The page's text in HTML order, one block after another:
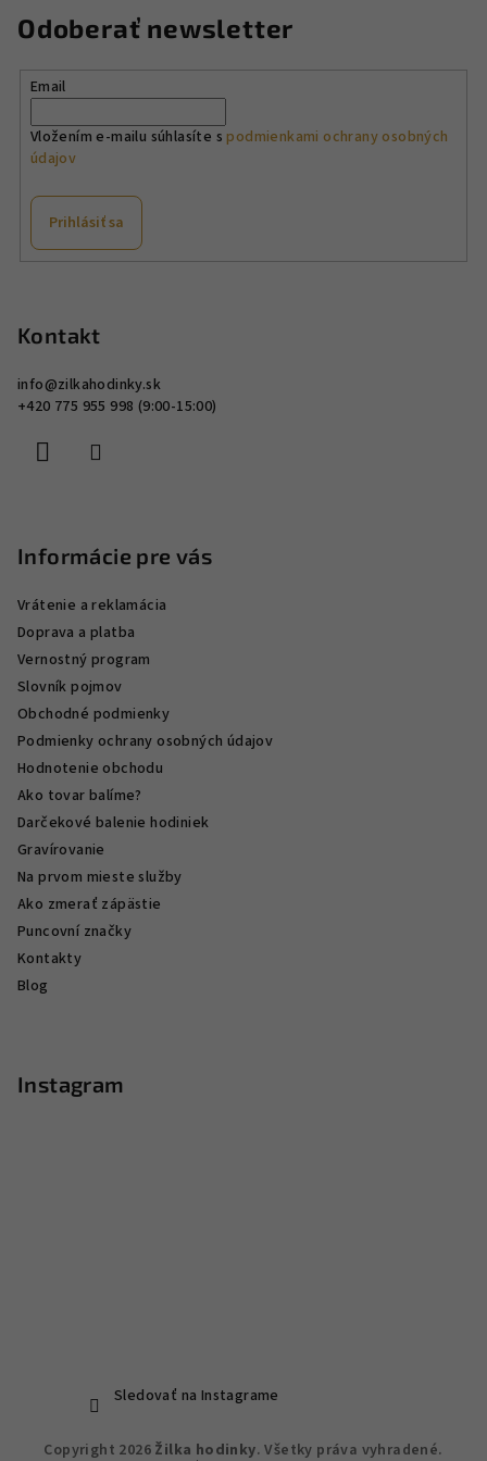
i
v
p
i
e
Odoberať newsletter
Email
Vložením e-mailu súhlasíte spodmienkami ochrany osobných
údajov
Prihlásiť sa
Kontakt
info@zilkahodinky.sk
+420 775 955 998 (9:00-15:00)
Informácie pre vás
Vrátenie a reklamácia
Doprava a platba
Vernostný program
Slovník pojmov
Obchodné podmienky
Podmienky ochrany osobných údajov
Hodnotenie obchodu
Ako tovar balíme?
Darčekové balenie hodiniek
Gravírovanie
Na prvom mieste služby
Ako zmerať zápästie
Puncovní značky
Kontakty
Blog
Instagram
Sledovať na Instagrame
Copyright 2026 Žilka hodinky. Všetky práva vyhradené.